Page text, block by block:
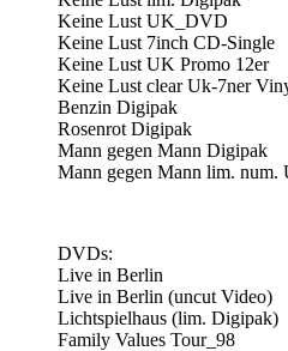
Keine Lust UK_DVD
Keine Lust 7inch CD-Single
Keine Lust UK Promo 12er
Keine Lust clear Uk-7ner
Benzin Digipak
Rosenrot Digipak
Mann gegen Mann Digipak
Mann gegen Mann lim.
DVDs:
Live in Berlin
Live in Berlin (uncut Video)
Lichtspielhaus (lim. Digipak)
Family Values Tour_98